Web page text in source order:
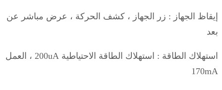
إيقاظ الجهاز : زر الجهاز ، كشف الحركة ، عرض مباشر عن
بعد
استهلاك الطاقة : استهلاك الطاقة الاحتياطية 200uA ، العمل
170mA